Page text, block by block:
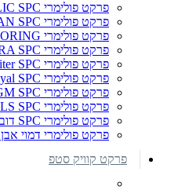
פרקט פולימרי REPUBLIC SPC נגד מים
פרקט פולימרי OCEAN SPC פנטום נגד מים
פרקט פולימרי SPC FLOORING נגד מים
פרקט פולימרי TERRA SPC טרה נגד מים
פרקט פולימרי Jupiter SPC נגד מים
פרקט פולימרי Royal SPC נגד מים
פרקט פולימרי MGM SPC נגד מים
פרקט פולימרי ORIGINALS SPC נגד מים
פרקט פולימרי SPC דוביפרקט נגד מים
פרקט פולימרי דמוי אבן REPUBLIC SPC נגד מים
פרקט קוויק סטפ